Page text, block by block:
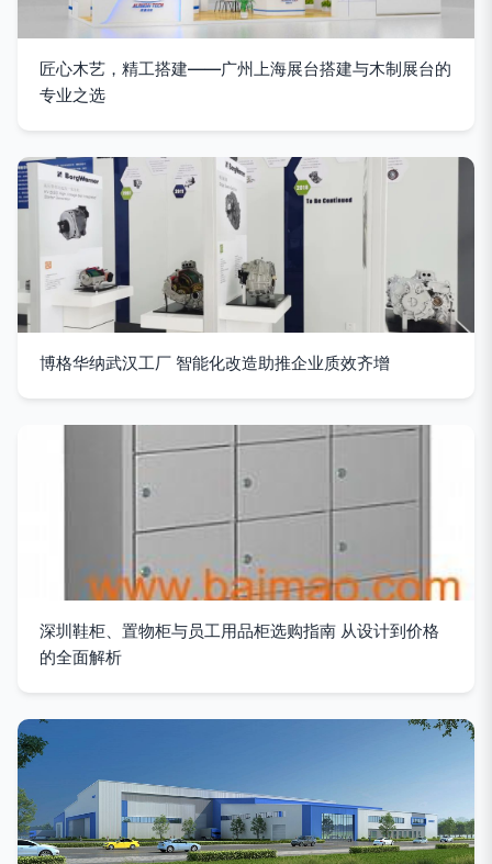
匠心木艺，精工搭建——广州上海展台搭建与木制展台的
专业之选
博格华纳武汉工厂 智能化改造助推企业质效齐增
深圳鞋柜、置物柜与员工用品柜选购指南 从设计到价格
的全面解析